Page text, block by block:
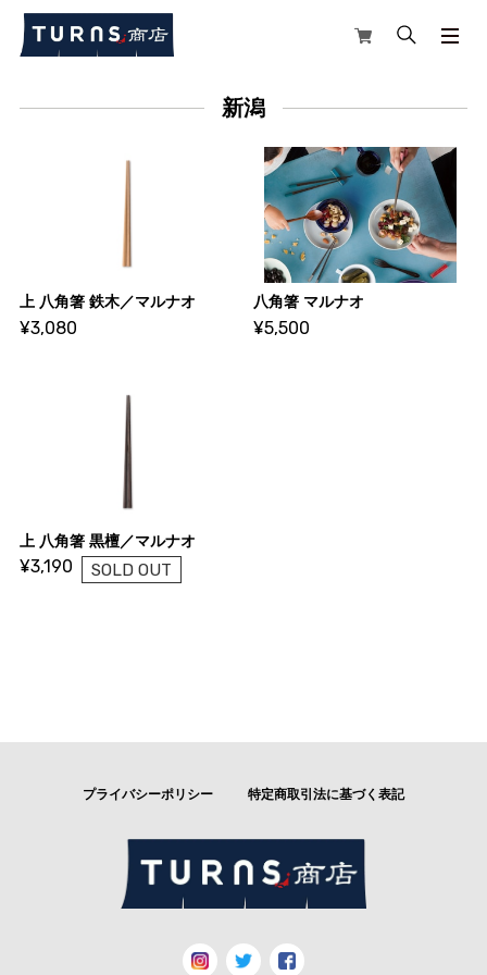
新潟
上 八角箸 鉄木／マルナオ
¥3,080
八角箸 マルナオ
¥5,500
上 八角箸 黒檀／マルナオ
¥3,190 SOLD OUT
プライバシーポリシー 特定商取引法に基づく表記